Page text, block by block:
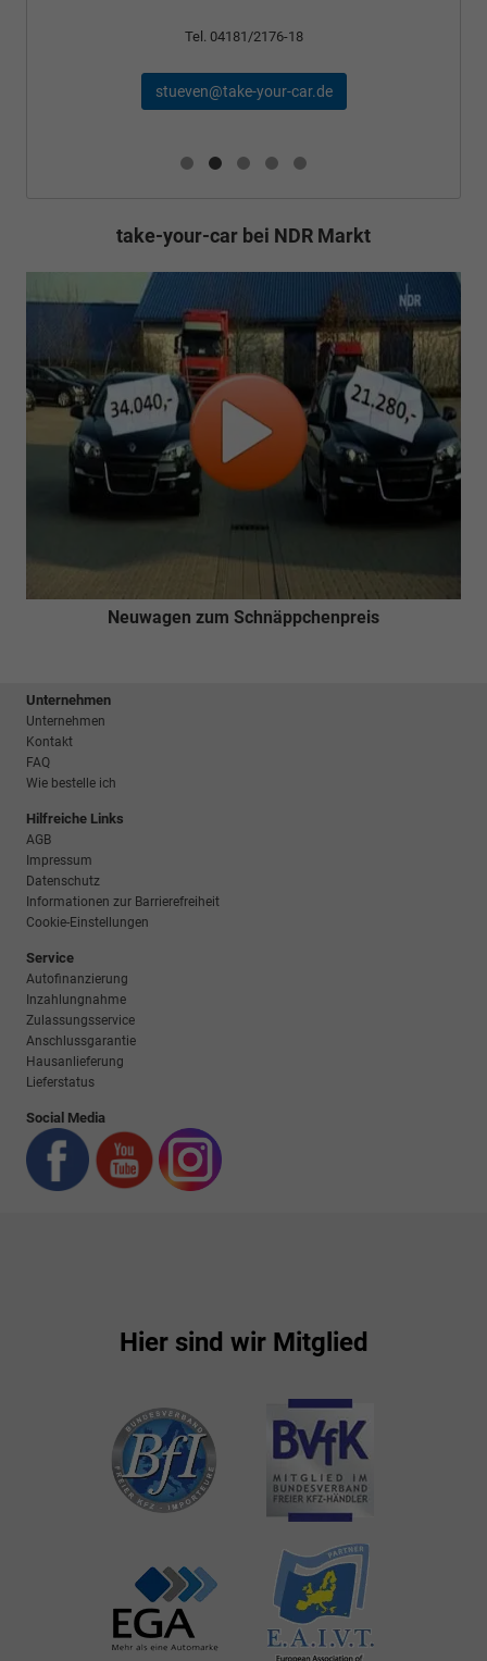
Tel. 04181/2176-18
stueven@take-your-car.de
take-your-car bei NDR Markt
Neuwagen zum Schnäppchenpreis
Unternehmen
Unternehmen
Kontakt
FAQ
Wie bestelle ich
Hilfreiche Links
AGB
Impressum
Datenschutz
Informationen zur Barrierefreiheit
Cookie-Einstellungen
Service
Autofinanzierung
Inzahlungnahme
Zulassungsservice
Anschlussgarantie
Hausanlieferung
Lieferstatus
Social Media
Hier sind wir Mitglied